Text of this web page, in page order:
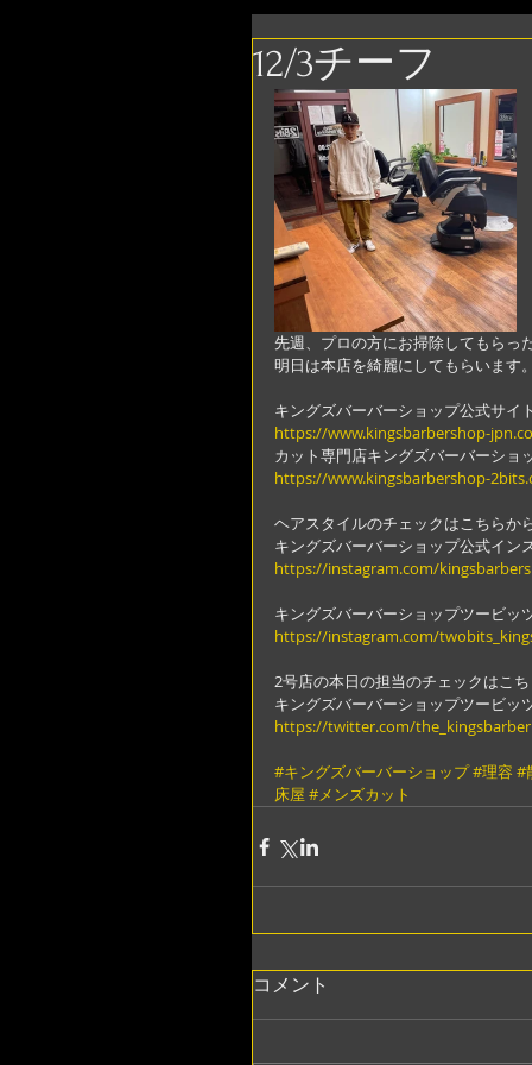
12/3チーフ
先週、プロの方にお掃除してもらっ
明日は本店を綺麗にしてもらいます。
キングズバーバーショップ公式サイト
https://www.kingsbarbershop-
カット専門店キングズバーバーショ
https://www.kingsbarbershop-
ヘアスタイルのチェックはこちらか
キングズバーバーショップ公式イン
https://instagram.com/
キングズバーバーショップツービッ
https://instagram.com/
2号店の本日の担当のチェックはこち
キングズバーバーショップツービッ
https://twitter.com/the_kingsbarber
#キングズバーバーショップ#理容 #
床屋 #メンズカット
コメント